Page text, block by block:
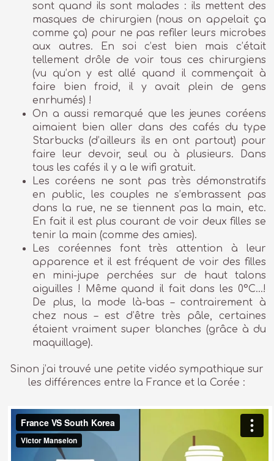
sont quand ils sont malades : ils mettent des
masques de chirurgien (nous on appelait ça
comme ça) pour ne pas refiler leurs microbes
aux autres. En soi c’est bien mais c’était
tellement drôle de voir tous ces chirurgiens
(vu qu’on y est allé quand il commençait à
faire bien froid, il y avait plein de gens
enrhumés) !
On a aussi remarqué que les jeunes coréens
aimaient bien aller dans des cafés du type
Starbucks (d’ailleurs ils en ont partout) pour
faire leur devoir, seul ou à plusieurs. Dans
tous les cafés il y a le wifi gratuit.
Les coréens ne sont pas très démonstratifs
en public, les couples ne s’embrassent pas
dans la rue, ne se tiennent pas la main, etc.
En fait il est plus courant de voir deux filles se
tenir la main (comme des amies).
Les coréennes font très attention à leur
apparence et il est fréquent de voir des filles
en mini-jupe perchées sur de haut talons
aiguilles ! Même quand il fait dans les 0°C…!
De plus, la mode là-bas – contrairement à
chez nous – est d’être très pâle, certaines
étaient vraiment super blanches (grâce à du
maquillage).
Sinon j’ai trouvé une petite vidéo sympathique sur
les différences entre la France et la Corée :